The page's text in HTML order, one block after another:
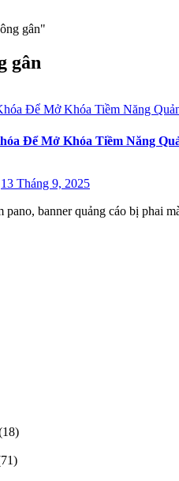
gân"
gân
Để Mở Khóa Tiềm Năng
13 Tháng 9, 2025
banner quảng cáo bị phai